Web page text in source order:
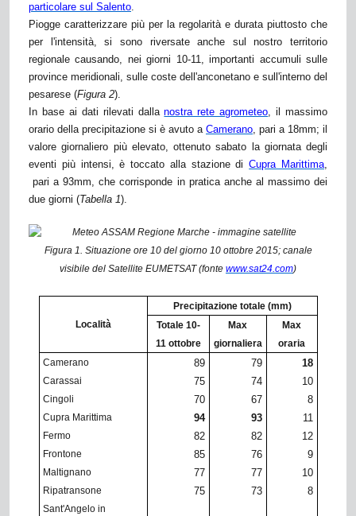
particolare sul Salento.
Piogge caratterizzare più per la regolarità e durata piuttosto che
per l'intensità, si sono riversate anche sul nostro territorio
regionale causando, nei giorni 10-11, importanti accumuli sulle
province meridionali, sulle coste dell'anconetano e sull'interno del
pesarese (Figura 2).
In base ai dati rilevati dallanostra rete agrometeo, il massimo
orario della precipitazione si è avuto a Camerano, pari a 18mm; il
valore giornaliero più elevato, ottenuto sabato la giornata degli
eventi più intensi, è toccato alla stazione diCupra Marittima,
pari a 93mm, che corrisponde in pratica anche al massimo dei
due giorni (Tabella 1).
Figura 1. Situazione ore 10 del giorno 10 ottobre 2015; canale
visibile del Satellite EUMETSAT (fonte www.sat24.com)
Località
Precipitazione totale (mm)
Totale 10-
11 ottobre
Max
giornaliera
Max
oraria
Camerano
89 79 18
Carassai 75 74 10
Cingoli 70 67 8
Cupra Marittima 94 93 11
Fermo 82 82 12
Frontone 85 76 9
Maltignano 77 77 10
Ripatransone 75 73 8
Sant'Angelo in